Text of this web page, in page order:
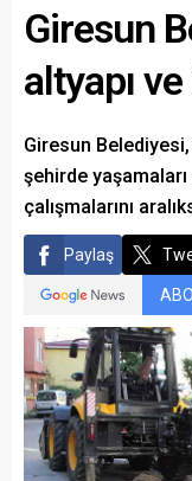
Giresun
altyapı
Giresun
şehirde yaşamaları
çalışmalarını
Paylaş